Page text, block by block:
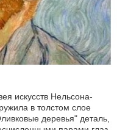
искусств Нельсона-
в толстом слое
деревья" деталь,